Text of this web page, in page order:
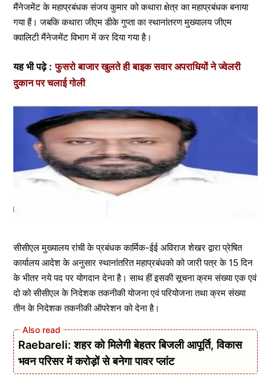
मैंनेजमेंट के महाप्रबंधक संजय कुमार को कथारा क्षेत्र का महाप्रबंधक बनाया
गया हैं। जबकि कथारा जीएम डीके गुप्ता का स्थानांतरण मुख्यालय जीएम
क्वालिटी मैंनेजमेंट विभाग में कर दिया गया है।
यह भी पढ़े : फुसरो बाजार खुलते ही बाइक सवार अपराधियों ने ज्वेलरी
दुकान पर चलाई गोली
सीसीएल मुख्यालय रांची के प्रबंधक कार्मिक-ईई अविराज शेखर द्वारा प्रेषित
कार्यालय आदेश के अनुसार स्थानांतरित महाप्रबंधको को जारी पत्र के 15 दिन
के भीतर नये पद पर योगदान देना है। साथ हीं इसकी सूचना क्रम संख्या एक एवं
दो को सीसीएल के निदेशक तकनीकी योजना एवं परियोजना तथा क्रम संख्या
तीन के निदेशक तकनीकी ऑपरेशन को देना है।
Raebareli: शहर को मिलेगी बेहतर बिजली आपूर्ति, विकास
भवन परिसर में करोड़ों से बनेगा पावर प्लांट